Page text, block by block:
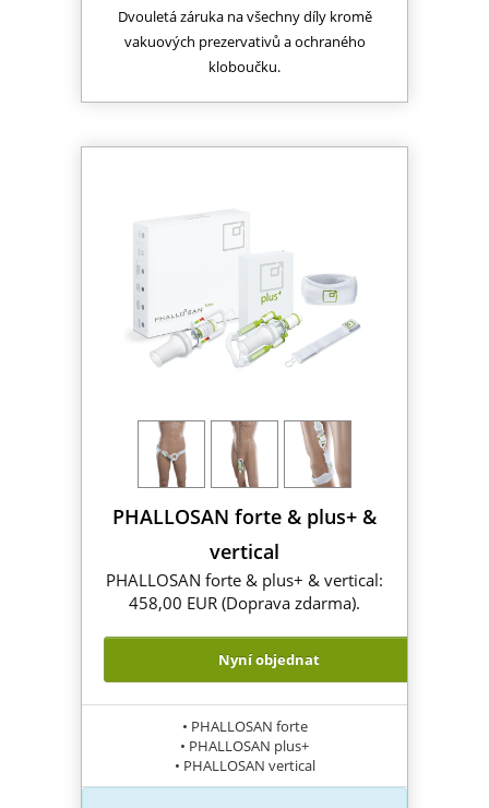
Dvouletá záruka na všechny díly kromě
vakuových prezervativů a ochraného
kloboučku.
PHALLOSAN forte & plus+ &
vertical
PHALLOSAN forte & plus+ & vertical:
458,00 EUR (Doprava zdarma).
Nyní objednat
• PHALLOSAN forte
• PHALLOSAN plus+
• PHALLOSAN vertical